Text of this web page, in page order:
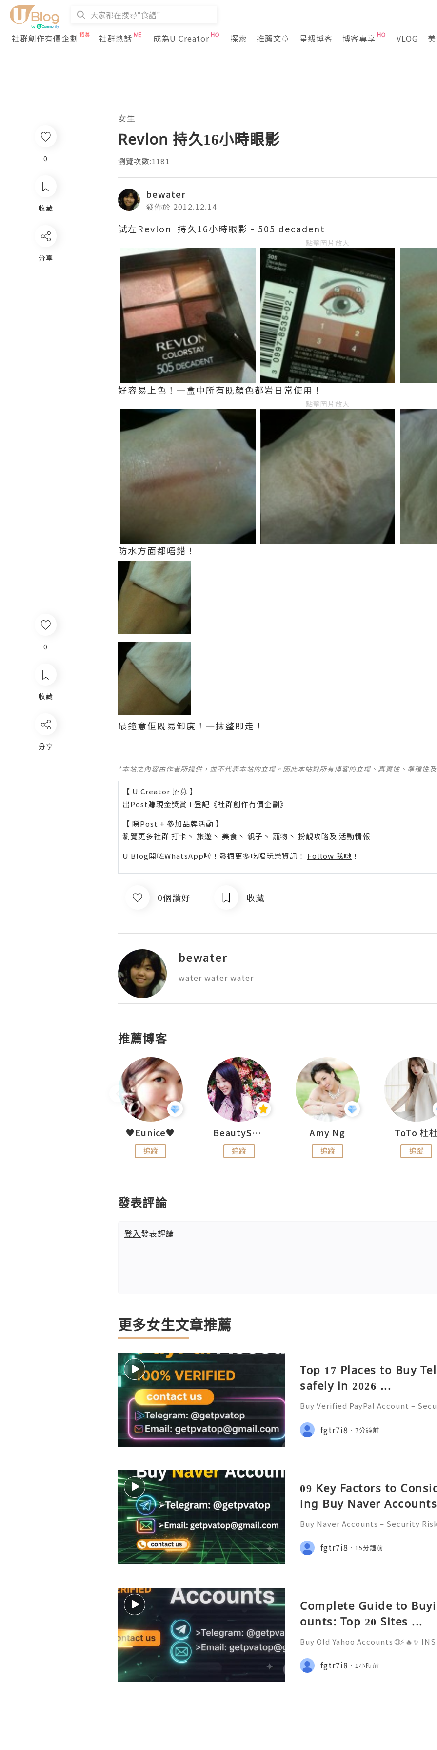
社群創作有價企劃 社群熱話 成為U Creator 探索 推薦文章 星級博客 博客專享 VLOG
0
收藏
分享
女生
Revlon 持久16小時眼影
瀏覽次數:1181
bewater
發佈於 2012.12.14
試左Revlon 持久16小時眼影 - 505 decadent
點擊圖片放大
好容易上色！一盒中所有既顏色都岩日常使用！
點擊圖片放大
防水方面都唔錯！
最鐘意佢既易卸度！一抹整即走！
*本站之內容由作者所提供，並不代表本站的立場。因此本站對所有博客的立場、真實性、準確性
【 U Creator 招募 】
出Post賺現金獎賞 l 登記《社群創作有價企劃》
【 睇Post + 參加品牌活動 】
瀏覽更多社群 打卡 丶 旅遊 丶 美食 丶 親子 丶 寵物 丶 扮靚攻略及 活動情報
U Blog開咗WhatsApp啦！發掘更多吃喝玩樂資訊！ Follow 我哋 ！
0個讚好 收藏
bewater
water water water
推薦博客
♥Eunice♥
追蹤
BeautySearch
追蹤
Amy Ng
追蹤
ToTo 杜
追蹤
發表評論
登入發表評論
更多女生文章推薦
Top 17 Places to Buy
safely in 2026 ...
Buy Verified PayPal Account –
INSTANT REPLY GUARANTEED
etpvatop ⚡️📢👤🔔 Telegram
fgtr7i8 7分鐘前
09 Key Factors to
ing Buy Naver
Buy Naver Accounts – Security
REPLY GUARANTEED ✨🔥⚡️🌐
⚡️📢👤🔔 Telegram Username:
fgtr7i8 15分鐘前
Complete Guide to
ounts: Top 20 Sites ...
Buy Old Yahoo Accounts 🌐⚡️🔥✨
sername: @getpvatop ⚡️📧💌📨
⚡️💜💬🎧 Discord Community:
fgtr7i8 1小時前
0
收藏
分享